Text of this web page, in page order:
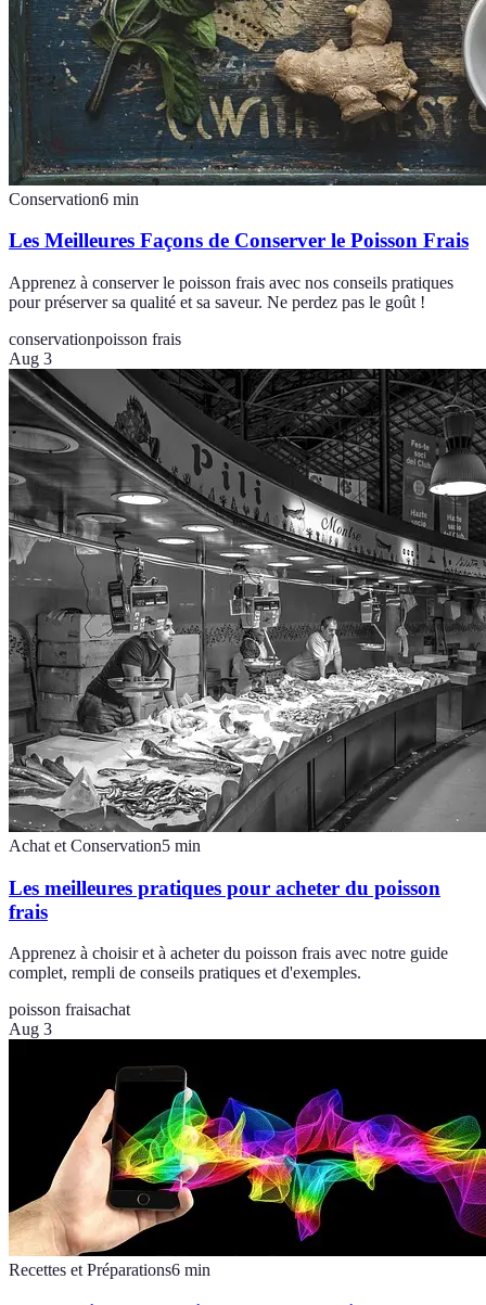
Conservation6 min
Les Meilleures Façons de Conserver le Poisson Frais
Apprenez à conserver le poisson frais avec nos conseils pratiques
pour préserver sa qualité et sa saveur. Ne perdez pas le goût !
conservationpoisson frais
Aug 3
Achat et Conservation5 min
Les meilleures pratiques pour acheter du poisson
frais
Apprenez à choisir et à acheter du poisson frais avec notre guide
complet, rempli de conseils pratiques et d'exemples.
poisson fraisachat
Aug 3
Recettes et Préparations6 min